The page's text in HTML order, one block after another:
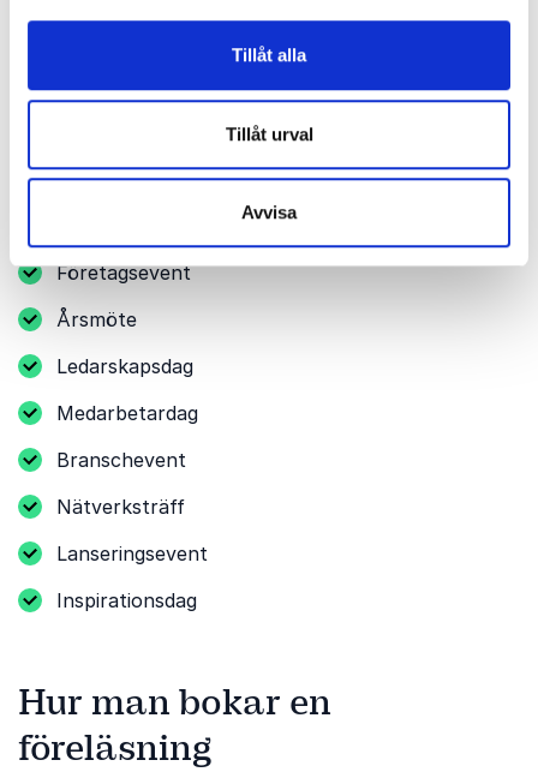
Tillåt alla
Tillåt urval
Avvisa
Andra relevanta tillfällen
Konferens
Företagsevent
Årsmöte
Ledarskapsdag
Medarbetardag
Branschevent
Nätverksträff
Lanseringsevent
Inspirationsdag
Hur man bokar en
föreläsning